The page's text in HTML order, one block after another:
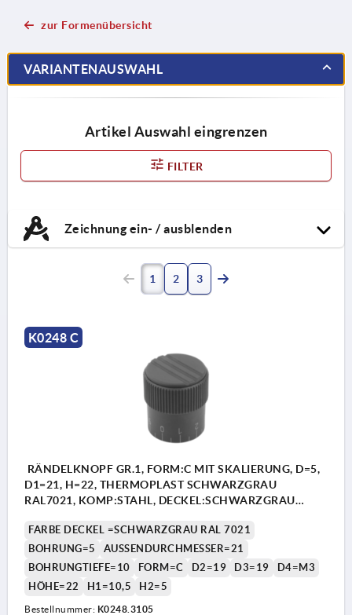
zur Formenübersicht
VARIANTENAUSWAHL
Artikel Auswahl eingrenzen
FILTER
Zeichnung ein- / ausblenden
1 2 3
K0248 C
RÄNDELKNOPF GR.1, FORM:C MIT SKALIERUNG, D=5,
D1=21, H=22, THERMOPLAST SCHWARZGRAU
RAL7021, KOMP:STAHL, DECKEL:SCHWARZGRAU
FARBE DECKEL =SCHWARZGRAU RAL 7021
BOHRUNG=5
AUSSENDURCHMESSER=21
BOHRUNGTIEFE=10
FORM=C D2=19 D3=19
D4=M3
HÖHE=22
H1=10,5 H2=5
Bestellnummer: K0248.3105